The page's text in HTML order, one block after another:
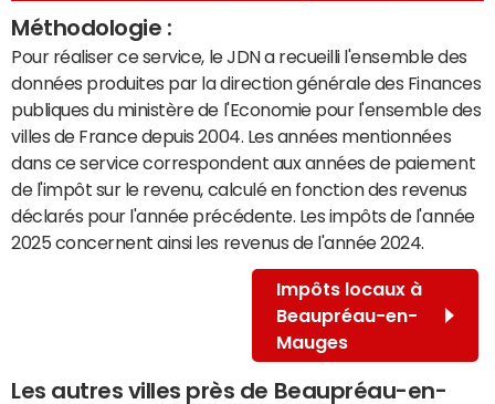
Méthodologie :
Pour réaliser ce service, le JDN a recueilli l'ensemble des
données produites par la direction générale des Finances
publiques du ministère de l'Economie pour l'ensemble des
villes de France depuis 2004. Les années mentionnées
dans ce service correspondent aux années de paiement
de l'impôt sur le revenu, calculé en fonction des revenus
déclarés pour l'année précédente. Les impôts de l'année
2025 concernent ainsi les revenus de l'année 2024.
Impôts locaux à
Beaupréau-en-
Mauges
Les autres villes près de Beaupréau-en-